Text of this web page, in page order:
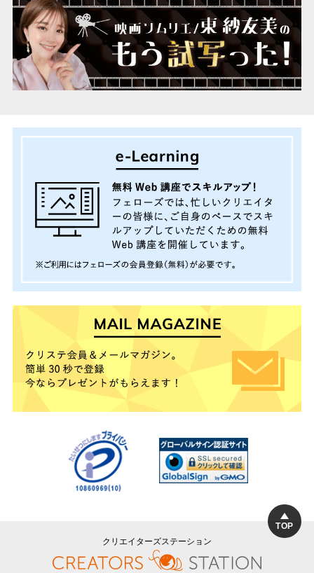
TOP
クリエイターズステーション